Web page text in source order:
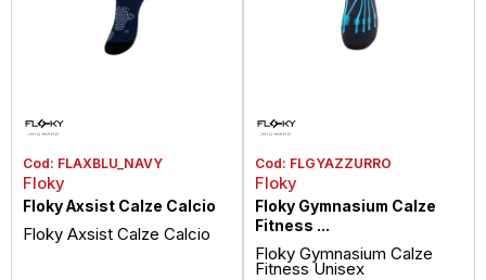
Cod: FLAXBLU_NAVY
Floky
Floky Axsist Calze Calcio
Floky Axsist Calze Calcio
Cod: FLGYAZZURRO
Floky
Floky Gymnasium Calze
Fitness ...
Floky Gymnasium Calze
Fitness Unisex